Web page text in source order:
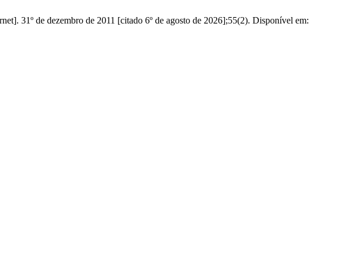
de dezembro de 2011 [citado 6º de agosto de 2026];55(2). Disponível em: